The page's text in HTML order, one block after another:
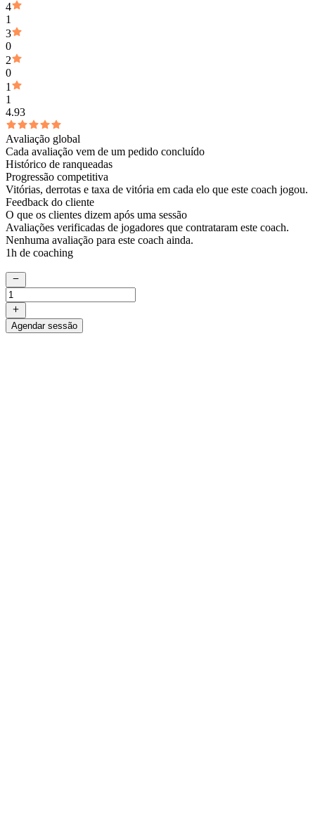
4
1
3
0
2
0
1
1
4.93
Avaliação global
Cada avaliação vem de um pedido concluído
Histórico de ranqueadas
Progressão competitiva
Vitórias, derrotas e taxa de vitória em cada elo que este coach jogou.
Feedback do cliente
O que os clientes dizem após uma sessão
Avaliações verificadas de jogadores que contrataram este coach.
Nenhuma avaliação para este coach ainda.
1h de coaching
Agendar sessão